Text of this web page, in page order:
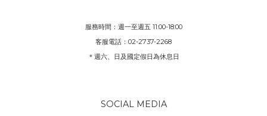
服務時間：週一至週五 11:00-18:00
客服電話：02-2737-2268
＊週六、日及國定假日為休息日
SOCIAL MEDIA